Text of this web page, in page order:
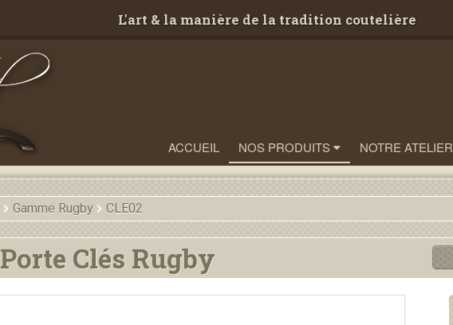
L'art & la manière de la tradition coutelière
ACCUEIL NOS PRODUITS NOTRE ATELIER
Gamme Rugby CLE02
Porte Clés Rugby